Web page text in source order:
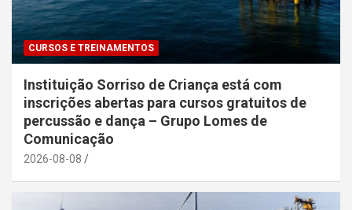
CURSOS E TREINAMENTOS
Instituição Sorriso de Criança está com
inscrições abertas para cursos gratuitos de
percussão e dança – Grupo Lomes de
Comunicação
2026-08-08